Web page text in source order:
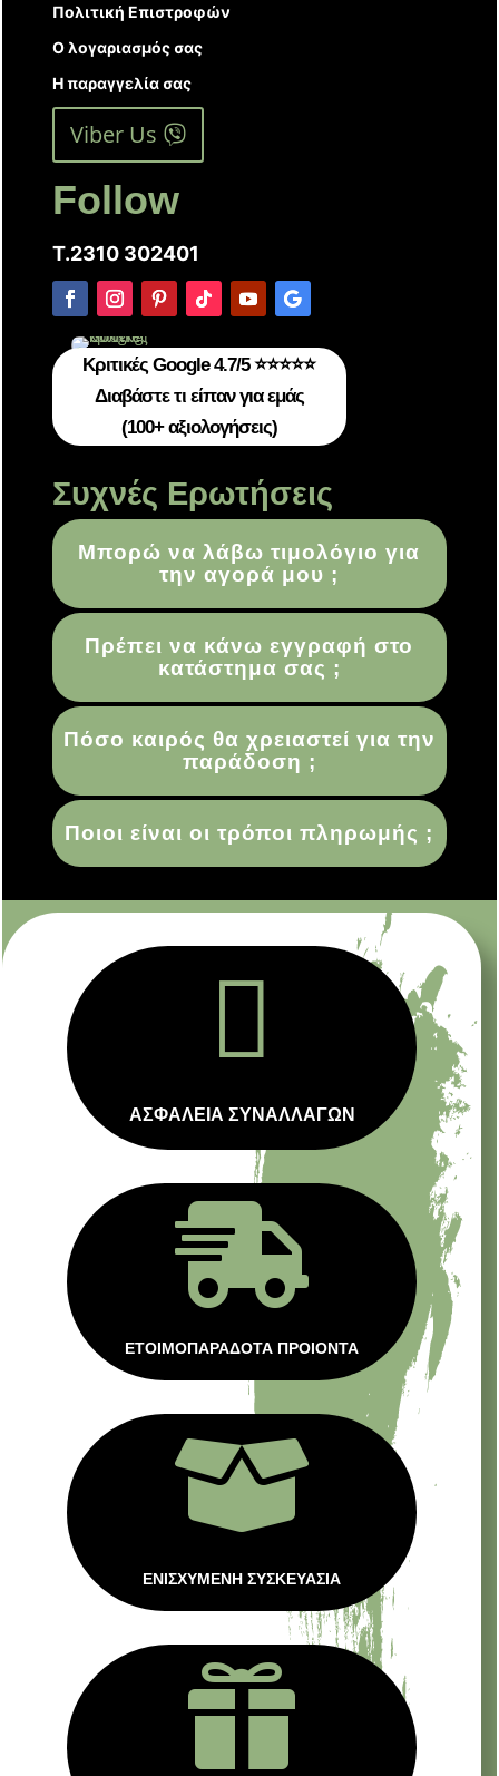
Πολιτική Επιστροφών
Ο λογαριασμός σας
Η παραγγελία σας
Viber Us
Follow
T.2310 302401
Κριτικές Google 4.7/5 ⭐⭐⭐⭐⭐
Διαβάστε τι είπαν για εμάς
(100+ αξιολογήσεις)
Συχνές Ερωτήσεις
Μπορώ να λάβω τιμολόγιο για
την αγορά μου ;
Πρέπει να κάνω εγγραφή στο
κατάστημα σας ;
Πόσο καιρός θα χρειαστεί για την
παράδοση ;
Ποιοι είναι οι τρόποι πληρωμής ;

ΑΣΦΑΛΕΙΑ ΣΥΝΑΛΛΑΓΩΝ

ΕΤΟΙΜΟΠΑΡΑΔΟΤΑ ΠΡΟΙΟΝΤΑ

ΕΝΙΣΧΥΜΕΝΗ ΣΥΣΚΕΥΑΣΙΑ
